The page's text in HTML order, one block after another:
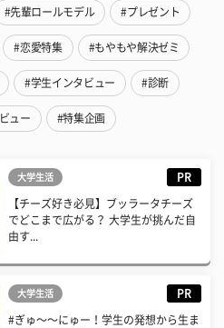
#先輩ロールモデル #プレゼント
#恋愛特集 #もやもや解決ゼミ
#学生インタビュー #診断
ュー #特集企画
大学生活 PR
【チーズ好き必見】ブッラータチーズ
でどこまで広がる？ 大学生が挑んだ自
由す...
大学生活 PR
#ぎゅ〜〜にゅー！学生の発想から生ま